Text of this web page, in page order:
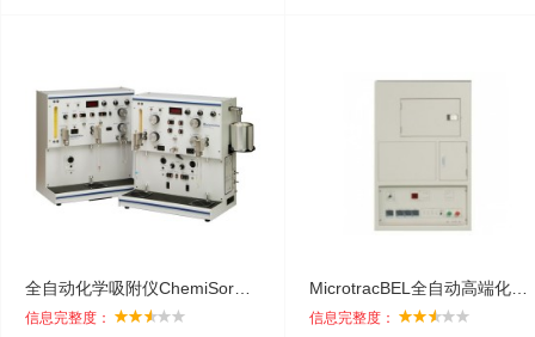
信息完整度：
MicrotracBEL全自动高端化学吸附仪BELCAT-A
信息完整度：